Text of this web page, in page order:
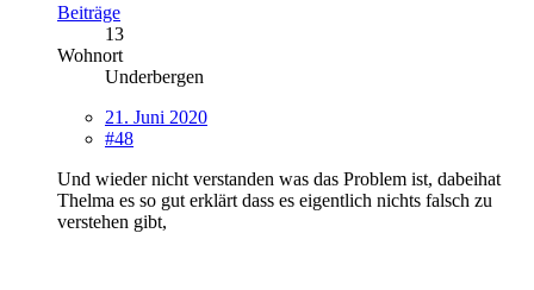
Beiträge
13
Wohnort
Underbergen
21. Juni 2020
#48
Und wieder nicht verstanden was das Problem ist, dabeihat
Thelma es so gut erklärt dass es eigentlich nichts falsch zu
verstehen gibt,